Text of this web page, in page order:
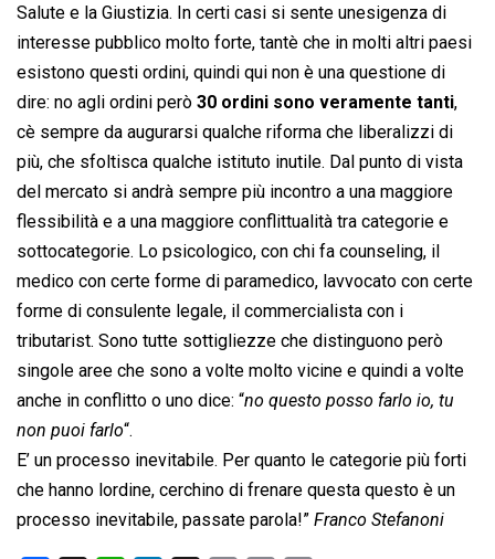
Salute e la Giustizia. In certi casi si sente unesigenza di
interesse pubblico molto forte, tantè che in molti altri paesi
esistono questi ordini, quindi qui non è una questione di
dire: no agli ordini però 30 ordini sono veramente tanti,
cè sempre da augurarsi qualche riforma che liberalizzi di
più, che sfoltisca qualche istituto inutile. Dal punto di vista
del mercato si andrà sempre più incontro a una maggiore
flessibilità e a una maggiore conflittualità tra categorie e
sottocategorie. Lo psicologico, con chi fa counseling, il
medico con certe forme di paramedico, lavvocato con certe
forme di consulente legale, il commercialista con i
tributarist. Sono tutte sottigliezze che distinguono però
singole aree che sono a volte molto vicine e quindi a volte
anche in conflitto o uno dice: “no questo posso farlo io, tu
non puoi farlo“.
E’ un processo inevitabile. Per quanto le categorie più forti
che hanno lordine, cerchino di frenare questa questo è un
processo inevitabile, passate parola!” Franco Stefanoni